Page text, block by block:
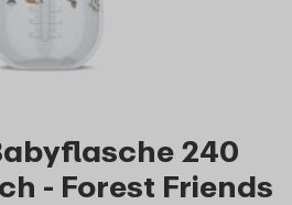
240
- Forest Friends